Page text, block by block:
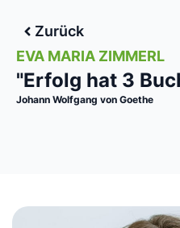
Zurück
EVA MARIA ZIMMERL
"Erfolg hat 3
Johann Wolfgang von Goethe